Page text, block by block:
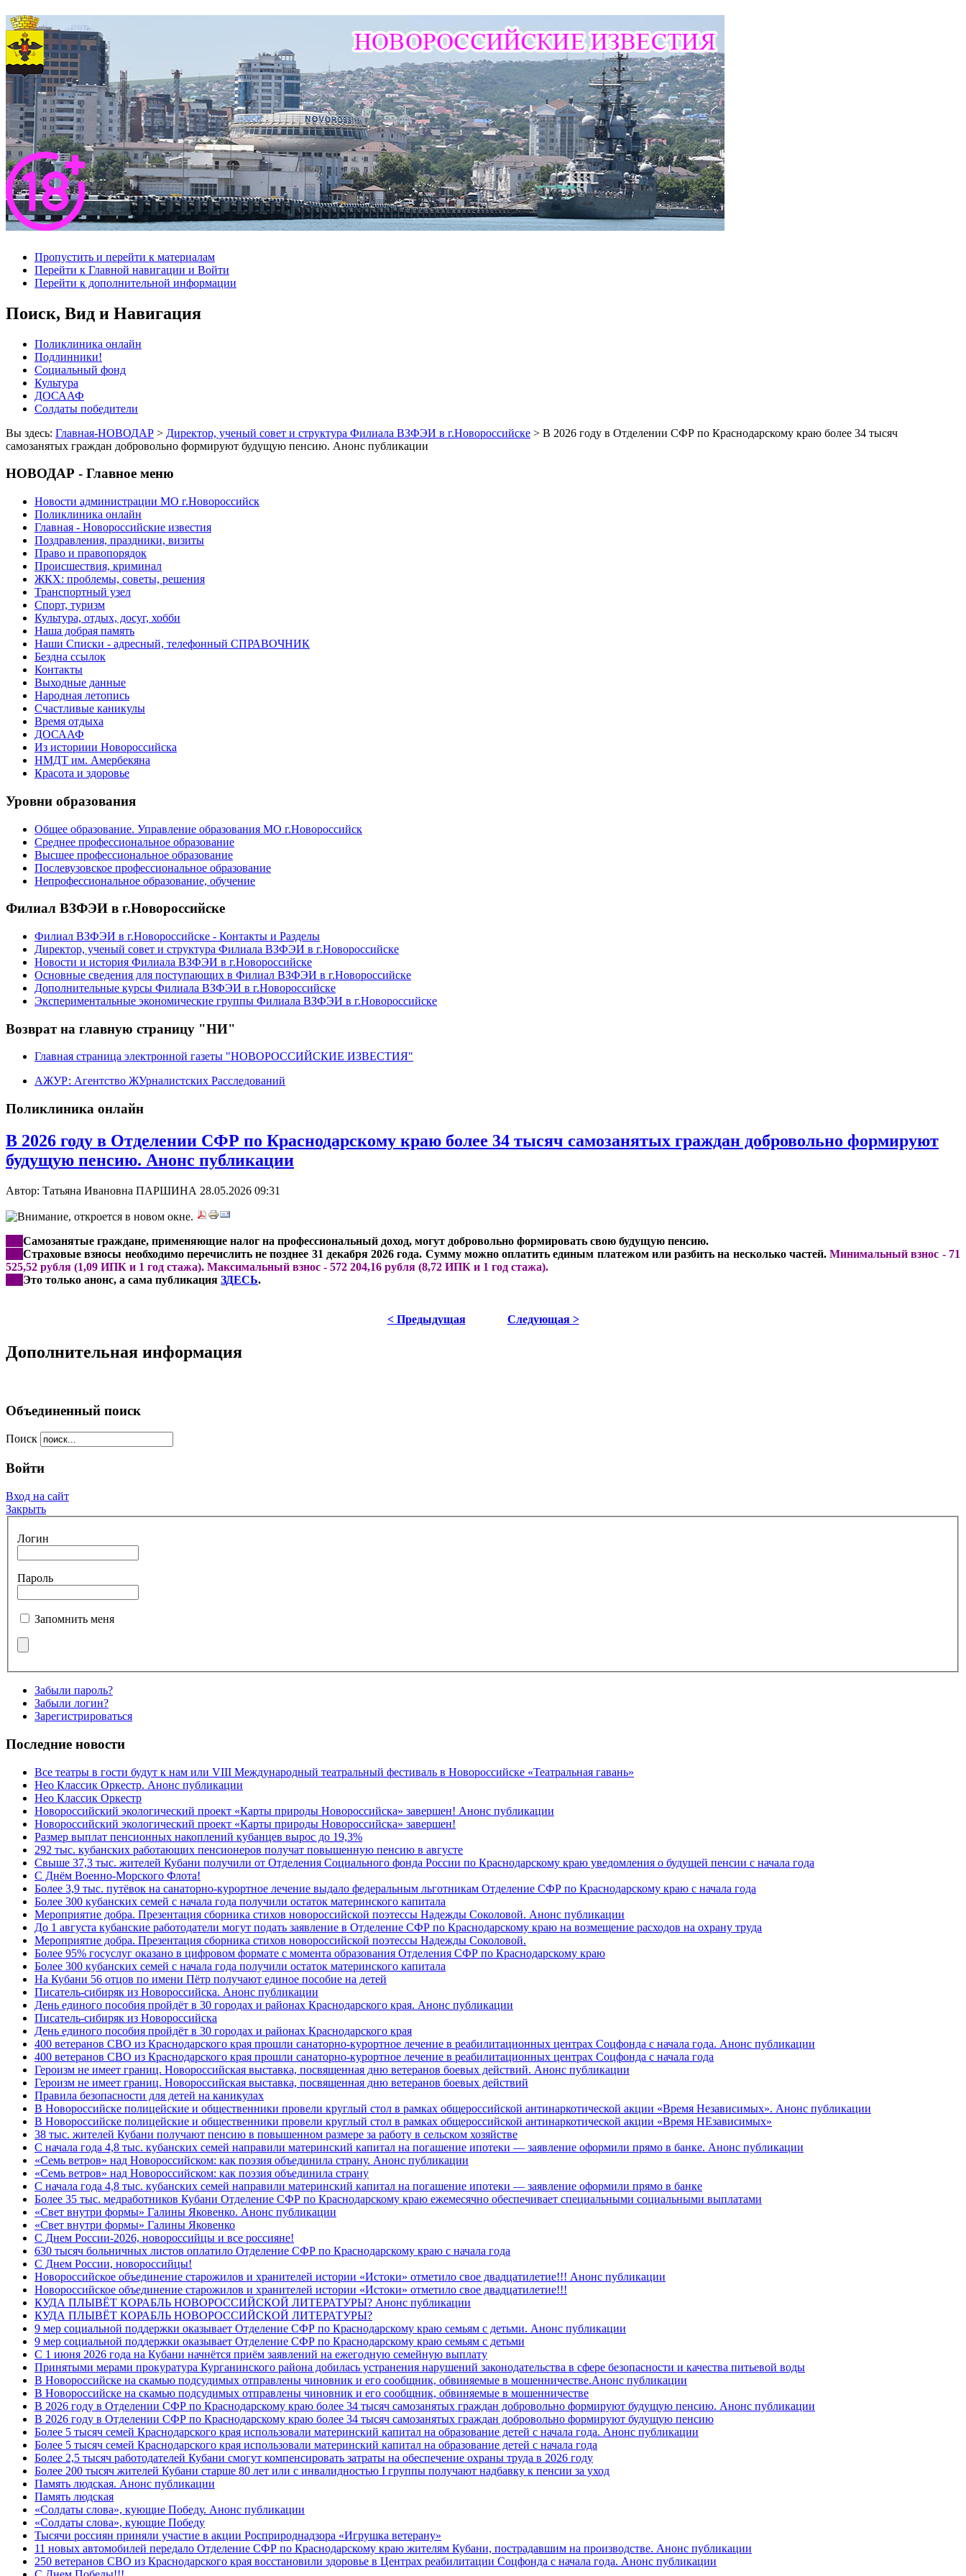
Пропустить и перейти к материалам
Перейти к Главной навигации и Войти
Перейти к дополнительной информации
Поиск, Вид и Навигация
Поликлиника онлайн
Подлинники!
Социальный фонд
Культура
ДОСААФ
Солдаты победители
Вы здесь: Главная-НОВОДАР > Директор, ученый совет и структура Филиала ВЗФЭИ в г.Новороссийске > В 2026 году в Отделении СФР по Краснодарскому краю более 34 тысяч
самозанятых граждан добровольно формируют будущую пенсию. Анонс публикации
НОВОДАР - Главное меню
Новости администрации МО г.Новороссийск
Поликлиника онлайн
Главная - Новороссийские известия
Поздравления, праздники, визиты
Право и правопорядок
Происшествия, криминал
ЖКХ: проблемы, советы, решения
Транспортный узел
Спорт, туризм
Культура, отдых, досуг, хобби
Наша добрая память
Наши Списки - адресный, телефонный СПРАВОЧНИК
Бездна ссылок
Контакты
Выходные данные
Народная летопись
Счастливые каникулы
Время отдыха
ДОСААФ
Из историии Новороссийска
НМДТ им. Амербекяна
Красота и здоровье
Уровни образования
Общее образование. Управление образования МО г.Новороссийск
Среднее профессиональное образование
Высшее профессиональное образование
Послевузовское профессиональное образование
Непрофессиональное образование, обучение
Филиал ВЗФЭИ в г.Новороссийске
Филиал ВЗФЭИ в г.Новороссийске - Контакты и Разделы
Директор, ученый совет и структура Филиала ВЗФЭИ в г.Новороссийске
Новости и история Филиала ВЗФЭИ в г.Новороссийске
Основные сведения для поступающих в Филиал ВЗФЭИ в г.Новороссийске
Дополнительные курсы Филиала ВЗФЭИ в г.Новороссийске
Экспериментальные экономические группы Филиала ВЗФЭИ в г.Новороссийске
Возврат на главную страницу "НИ"
Главная страница электронной газеты "НОВОРОССИЙСКИЕ ИЗВЕСТИЯ"
АЖУР: Агентство ЖУрналистских Расследований
Поликлиника онлайн
В 2026 году в Отделении СФР по Краснодарскому краю более 34 тысяч самозанятых граждан добровольно формируют
будущую пенсию. Анонс публикации
Автор: Татьяна Ивановна ПАРШИНА 28.05.2026 09:31
Самозанятые граждане, применяющие налог на профессиональный доход, могут добровольно формировать свою будущую пенсию.
Страховые взносы необходимо перечислить не позднее 31 декабря 2026 года. Сумму можно оплатить единым платежом или разбить на несколько частей.Минимальный взнос - 71
525,52 рубля (1,09 ИПК и 1 год стажа). Максимальный взнос - 572 204,16 рубля (8,72 ИПК и 1 год стажа).
Это только анонс, а сама публикация ЗДЕСЬ.
< Предыдущая Следующая >
Дополнительная информация
Объединенный поиск
Поиск
Войти
Вход на сайт
Закрыть
Логин
Пароль
Запомнить меня
Забыли пароль?
Забыли логин?
Зарегистрироваться
Последние новости
Все театры в гости будут к нам или VIII Международный театральный фестиваль в Новороссийске «Театральная гавань»
Нео Классик Оркестр. Анонс публикации
Нео Классик Оркестр
Новороссийский экологический проект «Карты природы Новороссийска» завершен! Анонс публикации
Новороссийский экологический проект «Карты природы Новороссийска» завершен!
Размер выплат пенсионных накоплений кубанцев вырос до 19,3%
292 тыс. кубанских работающих пенсионеров получат повышенную пенсию в августе
Свыше 37,3 тыс. жителей Кубани получили от Отделения Социального фонда России по Краснодарскому краю уведомления о будущей пенсии с начала года
C Днём Военно-Морского Флота!
Более 3,9 тыс. путёвок на санаторно-курортное лечение выдало федеральным льготникам Отделение СФР по Краснодарскому краю с начала года
Более 300 кубанских семей с начала года получили остаток материнского капитала
Мероприятие добра. Презентация сборника стихов новороссийской поэтессы Надежды Соколовой. Анонс публикации
До 1 августа кубанские работодатели могут подать заявление в Отделение СФР по Краснодарскому краю на возмещение расходов на охрану труда
Мероприятие добра. Презентация сборника стихов новороссийской поэтессы Надежды Соколовой.
Более 95% госуслуг оказано в цифровом формате с момента образования Отделения СФР по Краснодарскому краю
Более 300 кубанских семей с начала года получили остаток материнского капитала
На Кубани 56 отцов по имени Пётр получают единое пособие на детей
Писатель-сибиряк из Новороссийска. Анонс публикации
День единого пособия пройдёт в 30 городах и районах Краснодарского края. Анонс публикации
Писатель-сибиряк из Новороссийска
День единого пособия пройдёт в 30 городах и районах Краснодарского края
400 ветеранов СВО из Краснодарского края прошли санаторно-курортное лечение в реабилитационных центрах Соцфонда с начала года. Анонс публикации
400 ветеранов СВО из Краснодарского края прошли санаторно-курортное лечение в реабилитационных центрах Соцфонда с начала года
Героизм не имеет границ. Новороссийская выставка, посвященная дню ветеранов боевых действий. Анонс публикации
Героизм не имеет границ. Новороссийская выставка, посвященная дню ветеранов боевых действий
Правила безопасности для детей на каникулах
В Новороссийске полицейские и общественники провели круглый стол в рамках общероссийской антинаркотической акции «Время Независимых». Анонс публикации
В Новороссийске полицейские и общественники провели круглый стол в рамках общероссийской антинаркотической акции «Время НЕзависимых»
38 тыс. жителей Кубани получают пенсию в повышенном размере за работу в сельском хозяйстве
С начала года 4,8 тыс. кубанских семей направили материнский капитал на погашение ипотеки — заявление оформили прямо в банке. Анонс публикации
«Семь ветров» над Новороссийском: как поэзия объединила страну. Анонс публикации
«Семь ветров» над Новороссийском: как поэзия объединила страну
С начала года 4,8 тыс. кубанских семей направили материнский капитал на погашение ипотеки — заявление оформили прямо в банке
Более 35 тыс. медработников Кубани Отделение СФР по Краснодарскому краю ежемесячно обеспечивает специальными социальными выплатами
«Свет внутри формы» Галины Яковенко. Анонс публикации
«Свет внутри формы» Галины Яковенко
C Днем России-2026, новороссийцы и все россияне!
630 тысяч больничных листов оплатило Отделение СФР по Краснодарскому краю с начала года
C Днем России, новороссийцы!
Новороссийское объединение старожилов и хранителей истории «Истоки» отметило свое двадцатилетие!!! Анонс публикации
Новороссийское объединение старожилов и хранителей истории «Истоки» отметило свое двадцатилетие!!!
КУДА ПЛЫВЁТ КОРАБЛЬ НОВОРОССИЙСКОЙ ЛИТЕРАТУРЫ? Анонс публикации
КУДА ПЛЫВЁТ КОРАБЛЬ НОВОРОССИЙСКОЙ ЛИТЕРАТУРЫ?
9 мер социальной поддержки оказывает Отделение СФР по Краснодарскому краю семьям с детьми. Анонс публикации
9 мер социальной поддержки оказывает Отделение СФР по Краснодарскому краю семьям с детьми
С 1 июня 2026 года на Кубани начнётся приём заявлений на ежегодную семейную выплату
Принятыми мерами прокуратура Курганинского района добилась устранения нарушений законодательства в сфере безопасности и качества питьевой воды
В Новороссийске на скамью подсудимых отправлены чиновник и его сообщник, обвиняемые в мошенничестве.Анонс публикации
В Новороссийске на скамью подсудимых отправлены чиновник и его сообщник, обвиняемые в мошенничестве
В 2026 году в Отделении СФР по Краснодарскому краю более 34 тысяч самозанятых граждан добровольно формируют будущую пенсию. Анонс публикации
В 2026 году в Отделении СФР по Краснодарскому краю более 34 тысяч самозанятых граждан добровольно формируют будущую пенсию
Более 5 тысяч семей Краснодарского края использовали материнский капитал на образование детей с начала года. Анонс публикации
Более 5 тысяч семей Краснодарского края использовали материнский капитал на образование детей с начала года
Более 2,5 тысяч работодателей Кубани смогут компенсировать затраты на обеспечение охраны труда в 2026 году
Более 200 тысяч жителей Кубани старше 80 лет или с инвалидностью I группы получают надбавку к пенсии за уход
Память людская. Анонс публикации
Память людская
«Солдаты слова», кующие Победу. Анонс публикации
«Солдаты слова», кующие Победу
Тысячи россиян приняли участие в акции Росприроднадзора «Игрушка ветерану»
11 новых автомобилей передало Отделение СФР по Краснодарскому краю жителям Кубани, пострадавшим на производстве. Анонс публикации
250 ветеранов СВО из Краснодарского края восстановили здоровье в Центрах реабилитации Соцфонда с начала года. Анонс публикации